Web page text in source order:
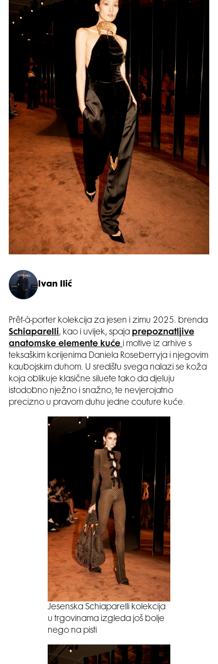
Ivan Ilić
Prêt-à-porter kolekcija za jesen i zimu 2025. brenda
Schiaparelli, kao i uvijek, spaja prepoznatljive
anatomske elemente kuće i motive iz arhive s
teksaškim korijenima Daniela Roseberryja i njegovim
kaubojskim duhom. U središtu svega nalazi se koža
koja oblikuje klasične siluete tako da djeluju
istodobno nježno i snažno, te nevjerojatno
precizno u pravom duhu jedne couture kuće.
Jesenska Schiaparelli kolekcija
u trgovinama izgleda još bolje
nego na pisti